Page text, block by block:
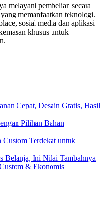
melayani pembelian secara
memanfaatkan teknologi.
sosial media dan aplikasi
khusus untuk
Cepat, Desain Gratis, Hasil
Pilihan Bahan
Custom Terdekat untuk
Belanja, Ini Nilai Tambahnya
& Ekonomis